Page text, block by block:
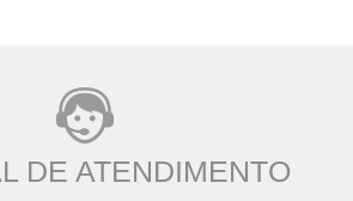
DE ATENDIMENTO